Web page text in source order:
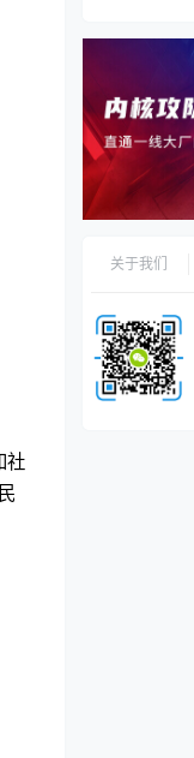
社
关于我们